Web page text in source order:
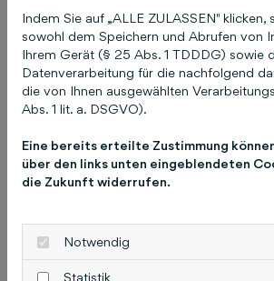
Mehr lesen
Indem Sie auf „ALLE ZULASSEN" klicken,
sowohl dem Speichern und Abrufen von
Ihrem Gerät (§ 25 Abs. 1 TDDDG) sowie
Datenverarbeitung für die nachfolgend
die von Ihnen ausgewählten
Abs. 1 lit. a. DSGVO).
Eine bereits erteilte Zustimmung
über den links unten eingeblendeten
die Zukunft widerrufen.
Notwendig
Statistik